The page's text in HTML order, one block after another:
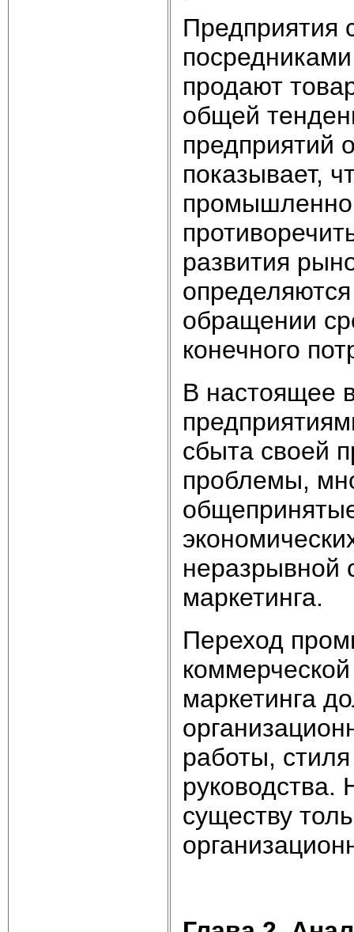
Предприятия
продают
общей
предприятий
показывает,
развития
обращении
конечного
В настоящее
сбыта своей
проблемы,
неразрывной
маркетинга.
Переход
маркетинга
работы,
существу